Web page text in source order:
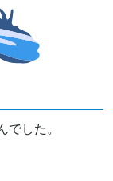
でした。